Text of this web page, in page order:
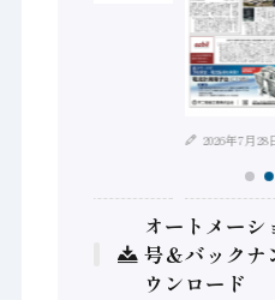
2026年7月28
オートメーシ
号＆バックナ
ウンロード